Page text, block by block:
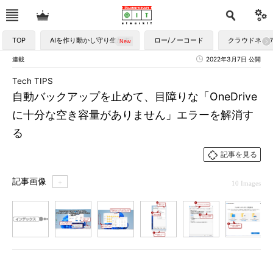
TOP AIを作り動かし守り生かす ロー/ノーコード クラウドネイ
連載 2022年3月7日 公開
自動バックアップを止めて、目障りな「OneDrive
に十分な空き容量がありません」エラーを解消す
る
Tech TIPS
記事を見る
記事画像 ＋ 10 Images